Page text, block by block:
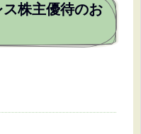
株主優待のお